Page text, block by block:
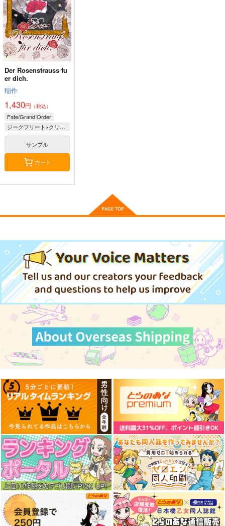
探偵モンテ・クリスト
完全幻覚本
Owen
944円 （税込）
Fate/Grand Order
巌窟王 モンテ・クリスト
藤丸立香
サンプル
カート
雷霆の気まぐれ
コレ！
858 円（税込）
Fate/Grand Order
藤丸立香
インドラ
サンプル
カート
本庄雷太アートワーク
3,300円（税込）
Fate/Grand Order
サンプル
シャリア・ブル
サンプル
作品詳細
Der Rosenstrauss fu
er dich.
稲作
1,430円 （税込）
Fate/Grand Order
ジークフリート×クリームヒルト
サンプル
カート